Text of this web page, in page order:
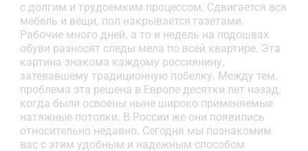
с долгим и трудоемким процессом. Сдвигается вся
мебель и вещи, пол накрывается газетами.
Рабочие много дней, а то и недель на подошвах
обуви разносят следы мела по всей квартире. Эта
картина знакома каждому россиянину,
затевавшему традиционную побелку. Между тем,
проблема эта решена в Европе десятки лет назад,
когда были освоены ныне широко применяемые
натяжные потолки. В России же они появились
относительно недавно. Сегодня мы познакомим
вас с этим удобным и надежным способом